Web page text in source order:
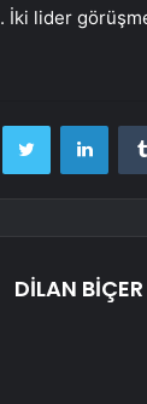
lider
Twitter
DİLAN BİÇER